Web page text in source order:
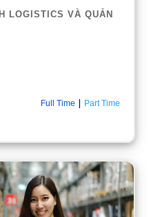
LOGISTICS VÀ QUẢN
Full Time | Part Time